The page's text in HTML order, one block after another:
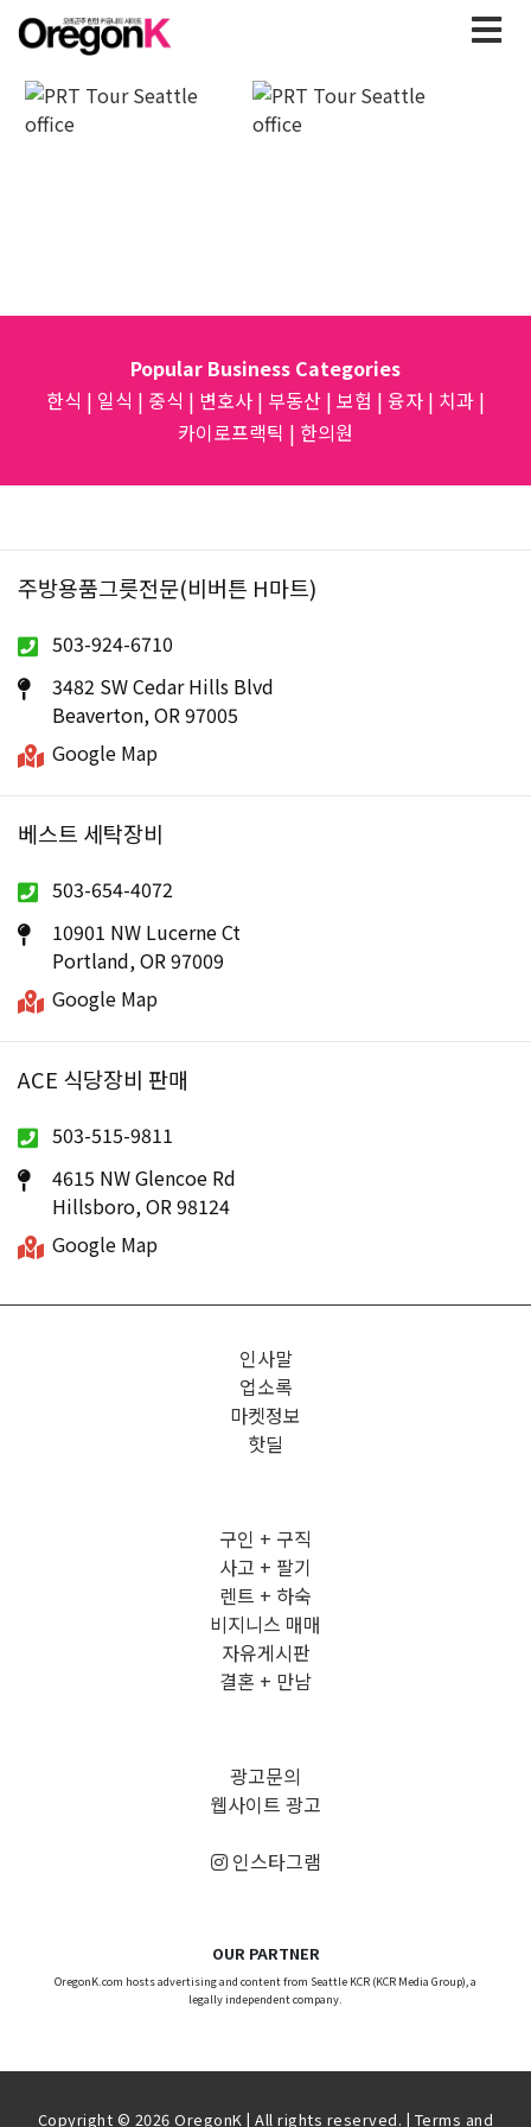
Popular Business Categories
한식 | 일식 | 중식 | 변호사 | 부동산 | 보험 | 융자 | 치과 |
카이로프랙틱 | 한의원
주방용품그릇전문(비버튼 H마트)
503-924-6710
3482 SW Cedar Hills Blvd
Beaverton, OR 97005
Google Map
베스트 세탁장비
503-654-4072
10901 NW Lucerne Ct
Portland, OR 97009
Google Map
ACE 식당장비 판매
503-515-9811
4615 NW Glencoe Rd
Hillsboro, OR 98124
Google Map
인사말
업소록
마켓정보
핫딜
구인 + 구직
사고 + 팔기
렌트 + 하숙
비지니스 매매
자유게시판
결혼 + 만남
광고문의
웹사이트 광고
인스타그램
OUR PARTNER
OregonK.com hosts advertising and content from Seattle KCR (KCR Media Group), a
legally independent company.
Copyright © 2026 OregonK | All rights reserved. | Terms and